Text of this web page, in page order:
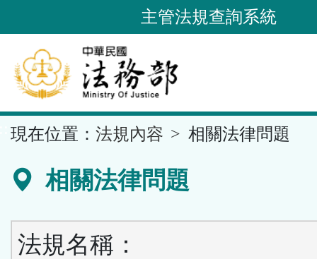
到
要
內
容
區
主管法規查詢系統
現在位置： 法規內容 相關法律問題
相關法律問題
法規名稱：